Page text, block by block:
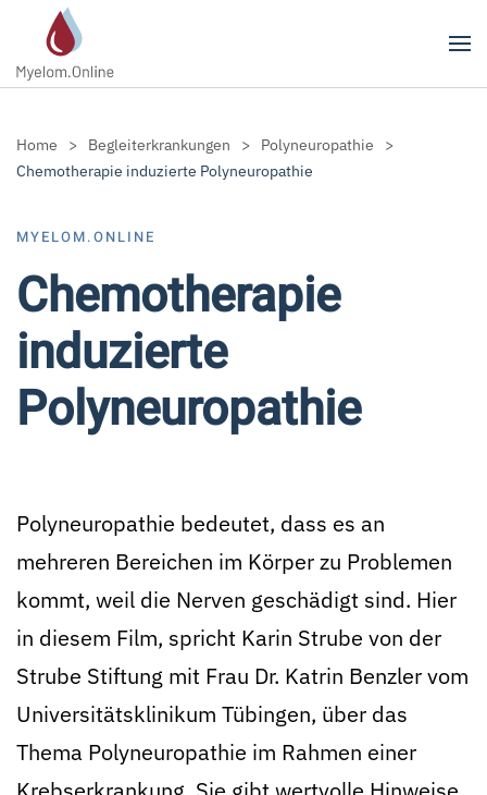
Zum Hauptinhalt springen
Home Begleiterkrankungen
Polyneuropathie
Chemotherapie induzierte Polyneuropathie
MYELOM.ONLINE
Chemotherapie
induzierte
Polyneuropathie
Polyneuropathie bedeutet, dass es an
mehreren Bereichen im Körper zu Problemen
kommt, weil die Nerven geschädigt sind. Hier
in diesem Film, spricht Karin Strube von der
Strube Stiftung mit Frau Dr. Katrin Benzler vom
Universitätsklinikum Tübingen, über das
Thema Polyneuropathie im Rahmen einer